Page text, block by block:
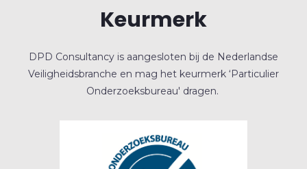
Keurmerk
DPD Consultancy is aangesloten bij de Nederlandse
Veiligheidsbranche en mag het keurmerk ‘Particulier
Onderzoeksbureau' dragen.